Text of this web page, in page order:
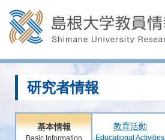
研究者情報
基本情報
Basic Information
教育活動
Educational Activities